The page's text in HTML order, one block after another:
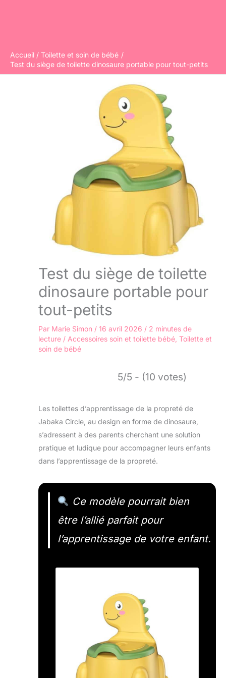
Accueil
Toilette et soin de bébé
Test du siège de toilette dinosaure portable pour tout-petits
Test du siège de toilette
dinosaure portable pour
tout-petits
Par Marie Simon / 16 avril 2026 / 2 minutes de
lecture / Accessoires soin et toilette bébé Toilette et
soin de bébé
5/5 - (10 votes)
Les toilettes d’apprentissage de la propreté de
Jabaka Circle, au design en forme de dinosaure,
s’adressent à des parents cherchant une solution
pratique et ludique pour accompagner leurs enfants
dans l’apprentissage de la propreté.
Ce modèle pourrait bien
être l’allié parfait pour
l’apprentissage de votre enfant.